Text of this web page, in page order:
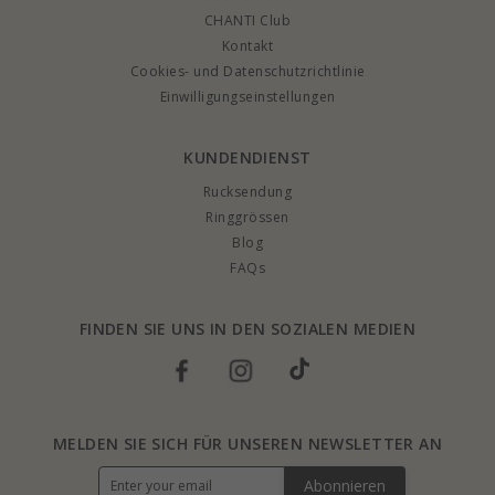
CHANTI Club
Kontakt
Cookies- und Datenschutzrichtlinie
Einwilligungseinstellungen
KUNDENDIENST
Rucksendung
Ringgrössen
Blog
FAQs
FINDEN SIE UNS IN DEN SOZIALEN MEDIEN
MELDEN SIE SICH FÜR UNSEREN NEWSLETTER AN
Abonnieren